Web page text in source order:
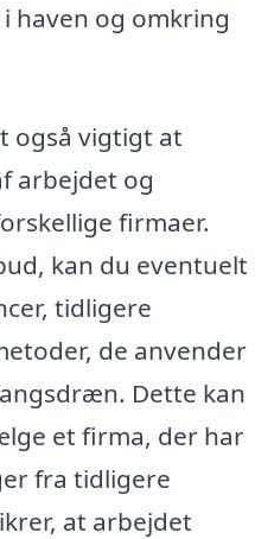
haven og omkring
også vigtigt at
arbejdet og
firmaer.
kan du eventuelt
tidligere
de anvender
Dette kan
et firma, der har
fra tidligere
at arbejdet